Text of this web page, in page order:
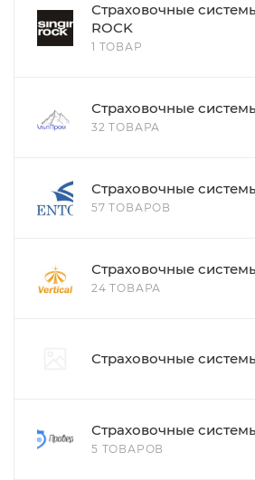
Страховочные
ROCK
1 ТОВАР
Страховочные
32 ТОВАРА
Страховочные
57 ТОВАРОВ
Страховочные
24 ТОВАРА
Страховочные
Страховочные
5 ТОВАРОВ